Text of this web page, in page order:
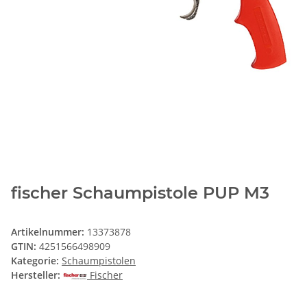
fischer Schaumpistole PUP M3
Artikelnummer: 13373878
GTIN: 4251566498909
Kategorie: Schaumpistolen
Hersteller:
Fischer